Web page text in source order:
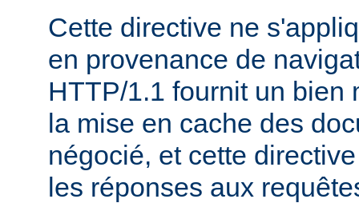
Cette directive ne
en provenance de
HTTP/1.1 fournit un bien
la mise en cache des
négocié, et cette
les réponses aux